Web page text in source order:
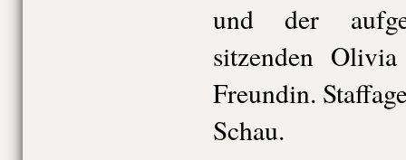
und der
sitzenden
Freundin.
Schau.